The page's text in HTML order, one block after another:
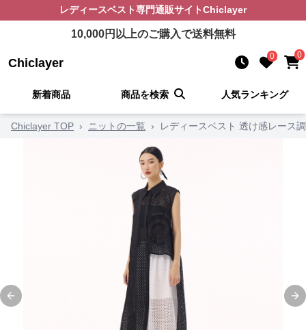
レディースベスト専門通販サイトChiclayer
10,000円以上のご購入で送料無料
Chiclayer 0 0
新着商品 商品を検索 人気ランキング
Chiclayer TOP › ニットの一覧 › レディースベスト 透け感レース
Previous slide